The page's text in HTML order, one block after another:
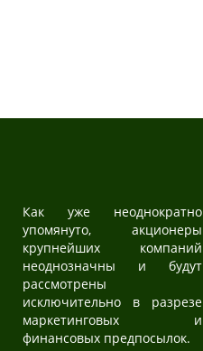
Как уже неоднократно
упомянуто, акционеры
крупнейших компаний
неоднозначны и будут
рассмотрены
исключительно в разрезе
маркетинговых и
финансовых предпосылок.